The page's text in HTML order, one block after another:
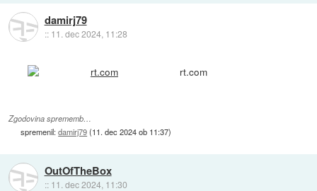
damirj79
:: 11. dec 2024, 11:28
rt.com
Zgodovina sprememb…
spremenil:damirj79(11. dec 2024 ob 11:37)
OutOfTheBox
:: 11. dec 2024, 11:30